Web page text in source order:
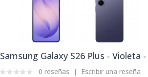
Samsung Galaxy S26 Plus - Violeta -
0 reseñas Escribir una reseña